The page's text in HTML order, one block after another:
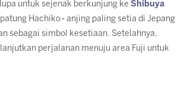
lupa untuk sejenak berkunjung ke Shibuya
Hachiko- anjing paling setia di Jepang
sebagai simbol kesetiaan. Setelahnya,
perjalanan menuju area Fuji untuk